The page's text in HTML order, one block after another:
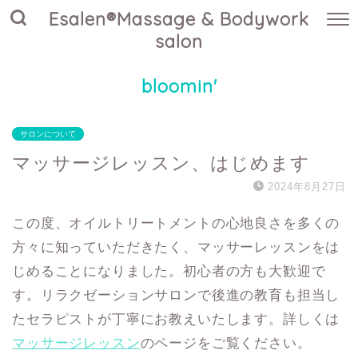
Esalen®Massage & Bodywork
salon
bloomin'
サロンについて
マッサージレッスン、はじめます
2024年8月27日
この度、オイルトリートメントの心地良さを多くの
方々に知っていただきたく、マッサーレッスンをは
じめることになりました。初心者の方も大歓迎で
す。リラクゼーションサロンで後進の教育も担当し
たセラピストが丁寧にお教えいたします。詳しくは
マッサージレッスンのページをご覧ください。